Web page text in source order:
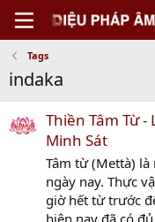
Tags
indaka
Thiền Tâm Từ -
Minh Sát
Tâm từ (Mettà)
ngày nay. Thực
giờ hết từ trước